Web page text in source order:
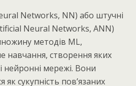
Networks, NN) або штучні
Neural Networks, ANN)
методів ML,
навчання, створення яких
нейронні мережі. Вони
сукупність пов’язаних